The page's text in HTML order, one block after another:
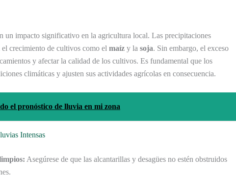
un impacto significativo en la agricultura local. Las precipitaciones
el crecimiento de cultivos como el maíz y la soja. Sin embargo, el exceso
y afectar la calidad de los cultivos. Es fundamental que los
climáticas y ajusten sus actividades agrícolas en consecuencia.
el pronóstico de lluvia en mi zona
Intensas
Asegúrese de que las alcantarillas y desagües no estén obstruidos